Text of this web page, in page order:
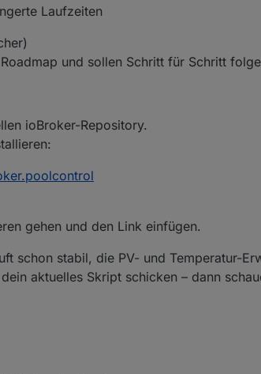
Laufzeiten
und sollen Schritt für Schritt
ioBroker-Repository.
gehen und den Link einfügen.
schon stabil, die PV- und Temperatur-
aktuelles Skript schicken – dann